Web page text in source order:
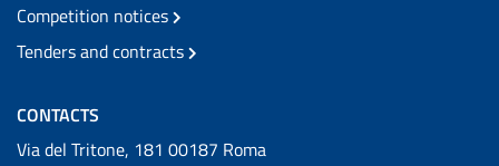
Competition notices
Tenders and contracts
CONTACTS
Via del Tritone, 181 00187 Roma